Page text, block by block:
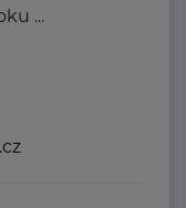
...